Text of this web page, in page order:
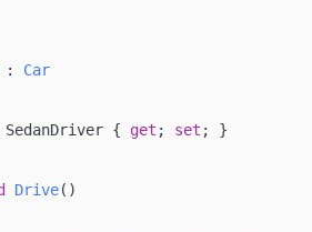
: Car
SedanDriver { get ; set ; }
Drive( )